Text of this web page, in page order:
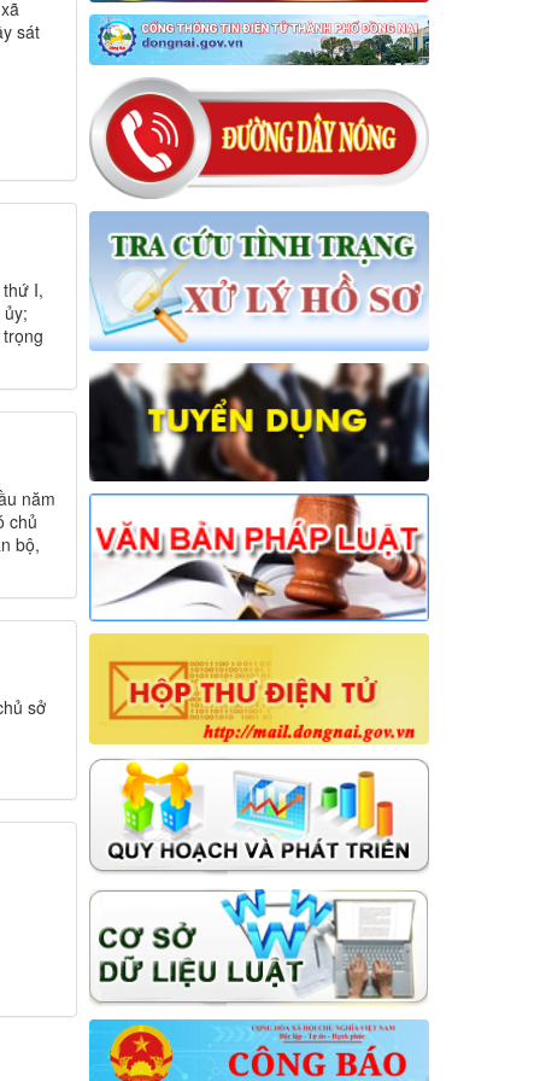
sát
I,
năm
chủ
bộ,
sở
chỉnh, bổ sung dự toán thu ngân
sách nhà nước, chi ngân sách địa
phương đợt 1 năm 2026 trên địa bàn
xã
Thời gian đăng: 31/07/2026
lượt xem: 27 | lượt tải:15
17/NQ-HĐND
Nghị quyết về điều chỉnh, không tiếp
tục thực hiện một số chỉ tiêu và bổ
sung giải pháp thực hiện kế hoạch
phát triển KTXH-QPAN năm 2026
trên địa bàn xã Hưng Thịnh
Thời gian đăng: 31/07/2026
lượt xem: 24 | lượt tải:13
18/NQ-HĐND
Nghị quyết về việc điều chỉnh, bổ
sung Kế hoạch đầu tư công năm
2026 (đợt 1) xã Hưng Thịnh
Thời gian đăng: 31/07/2026
lượt xem: 27 | lượt tải:13
14/NQ-HĐND
Nghị quyết về việc sắp xếp, tổ chức
lại các ấp trên địa bàn xã Hưng Thịnh
Thời gian đăng: 31/07/2026
lượt xem: 26 | lượt tải:12
13/NQ-TTHĐND
Nghị quyết về chương trình giám sát
của Thường trực Hội đồng nhân dân
xã Hưng Thịnh năm 2026
Thời gian đăng: 31/07/2026
lượt xem: 29 | lượt tải:16
01/2026/NQ-HĐND
Nghị quyết Ban hành Quy chế làm
việc của Hội đồng nhân dân, Thường
trực Hội đồng nhân dân, các Ban của
Hội đồng nhân dân, Tổ đại biểu Hội
đồng nhân dân và đại biểu Hội đồng
nhân dân xã Hưng Thịnh khóa VII,
nhiệm kỳ 2026-2031
Thời gian đăng: 09/06/2026
lượt xem: 75 | lượt tải:37